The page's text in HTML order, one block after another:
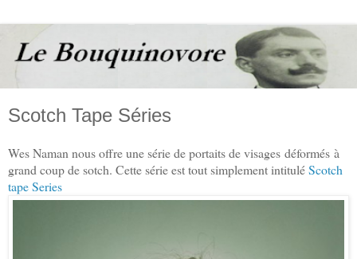
Scotch Tape Séries
Wes Naman nous offre une série de portaits de visages déformés à
grand coup de sotch. Cette série est tout simplement intituléScotch
tape Series